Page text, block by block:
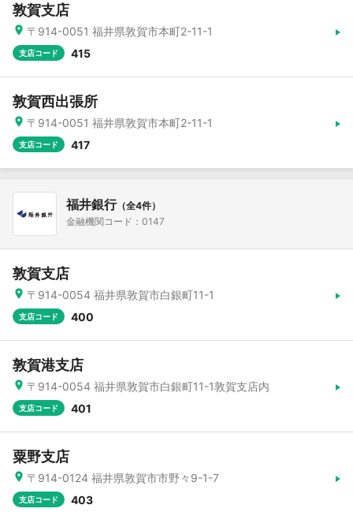
敦賀支店
〒914-0051 福井県敦賀市本町2-11-1
支店コード 415
敦賀西出張所
〒914-0051 福井県敦賀市本町2-11-1
支店コード 417
福井銀行（全4件）
金融機関コード：0147
敦賀支店
〒914-0054 福井県敦賀市白銀町11-1
支店コード 400
敦賀港支店
〒914-0054 福井県敦賀市白銀町11-1敦賀支店内
支店コード 401
粟野支店
〒914-0124 福井県敦賀市市野々9-1-7
支店コード 403